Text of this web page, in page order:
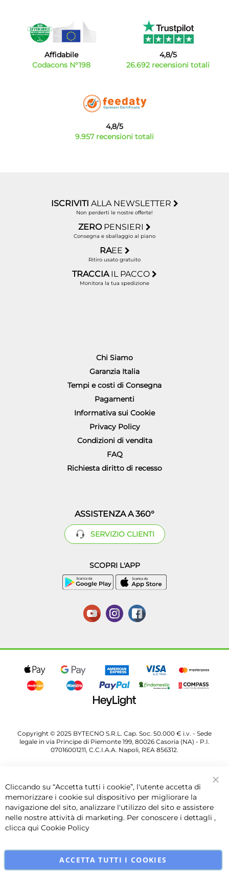
Affidabile
Codacons N°198
4,8/5
26.692 recensioni totali
4,8/5
9.957 recensioni totali
ISCRIVITI ALLA NEWSLETTER
Non perderti le nostre offerte!
ZERO PENSIERI
Consegna e sballaggio al piano
RAEE
Ritiro usato gratuito
TRACCIA IL PACCO
Monitora la tua spedizione
Chi Siamo
Garanzia Italia
Tempi e costi di Consegna
Pagamenti
Informativa sui Cookie
Privacy Policy
Condizioni di vendita
FAQ
Richiesta diritto di recesso
ASSISTENZA A 360°
SERVIZIO CLIENTI
SCOPRI L'APP
Copyright © 2025 BYTECNO S.R.L. Cap. Soc. 50.000 € i.v. - Sede
legale in via Principe di Piemonte 199, 80026 Casoria (NA) - P.I.
07016001211, C.C.I.A.A. Napoli, REA 856312.
Cliccando su “Accetta tutti i cookie”, l'utente accetta di
memorizzare i cookie sul dispositivo per migliorare la
navigazione del sito, analizzare l'utilizzo del sito e assistere
nelle nostre attività di marketing. Per conoscere i dettagli ,
clicca qui Cookie Policy
ACCETTA TUTTI I COOKIES